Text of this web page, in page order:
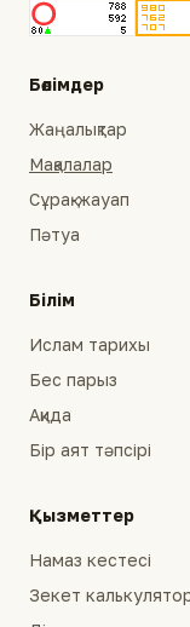
Бөлімдер
Жаңалықтар
Мақалалар
Сұрақ-жауап
Пәтуа
Білім
Ислам тарихы
Бес парыз
Ақида
Бір аят тәпсірі
Қызметтер
Намаз кестесі
Зекет